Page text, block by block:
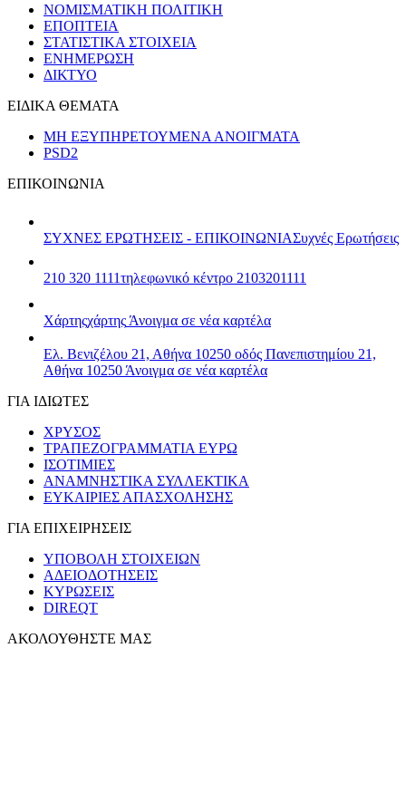
ΝΟΜΙΣΜΑΤΙΚΗ ΠΟΛΙΤΙΚΗ
ΕΠΟΠΤΕΙΑ
ΣΤΑΤΙΣΤΙΚΑ ΣΤΟΙΧΕΙΑ
ΕΝΗΜΕΡΩΣΗ
ΔΙΚΤΥΟ
ΕΙΔΙΚΑ ΘΕΜΑΤΑ
ΜΗ ΕΞΥΠΗΡΕΤΟΥΜΕΝΑ ΑΝΟΙΓΜΑΤΑ
PSD2
ΕΠΙΚΟΙΝΩΝΙΑ
ΣΥΧΝΕΣ ΕΡΩΤΗΣΕΙΣ - ΕΠΙΚΟΙΝΩΝΙΑΣυχνές Ερωτήσεις
210 320 1111τηλεφωνικό κέντρο 2103201111
Χάρτηςχάρτης Άνοιγμα σε νέα καρτέλα
Ελ. Βενιζέλου 21, Αθήνα 10250 οδός Πανεπιστημίου 21,
Αθήνα 10250 Άνοιγμα σε νέα καρτέλα
ΓΙΑ ΙΔΙΩΤΕΣ
ΧΡΥΣΟΣ
ΤΡΑΠΕΖΟΓΡΑΜΜΑΤΙΑ ΕΥΡΩ
ΙΣΟΤΙΜΙΕΣ
ΑΝΑΜΝΗΣΤΙΚΑ ΣΥΛΛΕΚΤΙΚΑ
ΕΥΚΑΙΡΙΕΣ ΑΠΑΣΧΟΛΗΣΗΣ
ΓΙΑ ΕΠΙΧΕΙΡΗΣΕΙΣ
ΥΠΟΒΟΛΗ ΣΤΟΙΧΕΙΩΝ
ΑΔΕΙΟΔΟΤΗΣΕΙΣ
ΚΥΡΩΣΕΙΣ
DIREQT
ΑΚΟΛΟΥΘΗΣΤΕ ΜΑΣ